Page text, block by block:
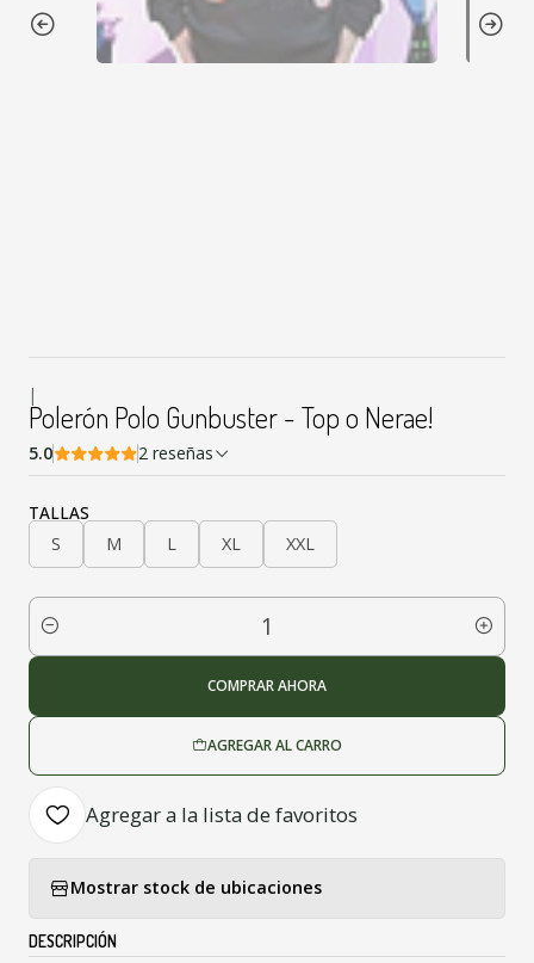
|
Polerón Polo Gunbuster - Top o Nerae!
5.0 2 reseñas
TALLAS
S
M L XL XXL
Cantidad
AGREGAR AL CARRO
COMPRAR AHORA
Agregar a la lista de favoritos
Mostrar stock de ubicaciones
DESCRIPCIÓN